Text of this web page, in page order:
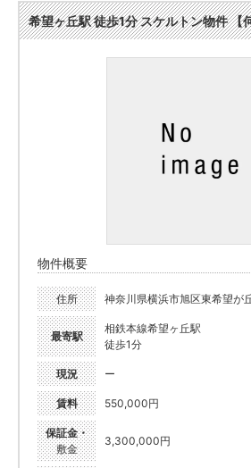
希望ヶ丘駅 徒歩1分 スケルトン物件
物件概要
住所 神奈川県横浜市旭区東希望が
最寄駅
相鉄本線希望ヶ丘駅
徒歩1分
現況 ー
賃料 550,000円
保証金・
敷金
3,300,000円